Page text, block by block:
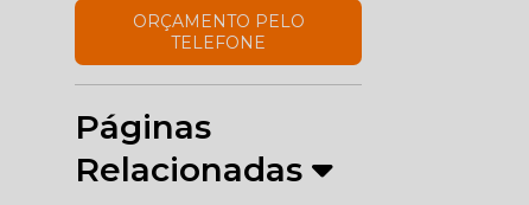
ORÇAMENTO PELO
TELEFONE
Páginas
Relacionadas